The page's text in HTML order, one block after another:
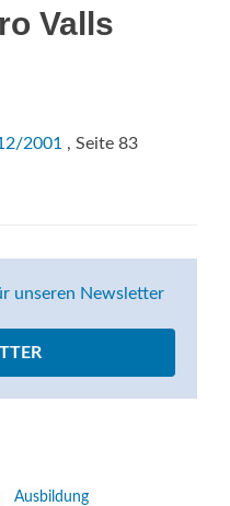
Valls
2001 , Seite 83
unseren Newsletter
Ausbildung